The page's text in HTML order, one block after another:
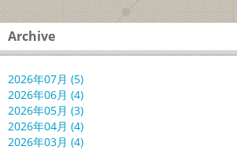
Archive
2026年07月 (5)
2026年06月 (4)
2026年05月 (3)
2026年04月 (4)
2026年03月 (4)